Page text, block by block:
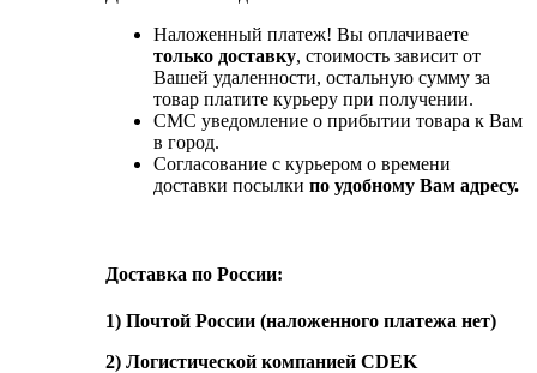
Наложенный платеж! Вы оплачиваете
только доставку, стоимость зависит от
Вашей удаленности, остальную сумму за
товар платите курьеру при получении.
СМС уведомление о прибытии товара к Вам
в город.
Согласование с курьером о времени
доставки посылки по удобному Вам адресу.
Доставка по России:
1) Почтой России (наложенного платежа нет)
2) Логистической компанией CDEK